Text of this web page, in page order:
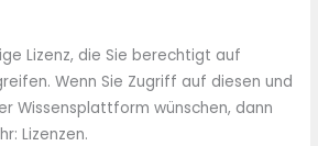
Lizenz, die Sie berechtigt auf
Wenn Sie Zugriff auf diesen und
Wissensplattform wünschen, dann
Lizenzen.